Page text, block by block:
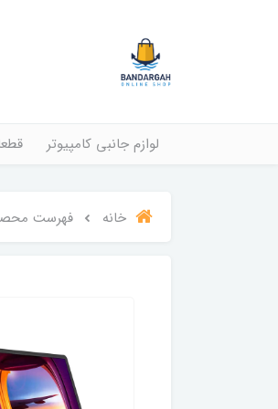
لوازم جانبی کامپیوتر
خانه فهرست